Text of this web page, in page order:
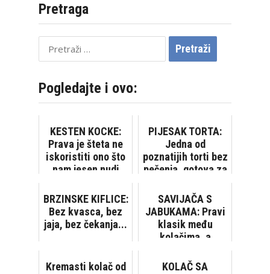
Pretraga
Pretraži:
Pogledajte i ovo:
KESTEN KOCKE:
Prava je šteta ne
iskoristiti ono što
nam jesen nudi
PIJESAK TORTA:
Jedna od
poznatijih torti bez
pečenja, gotova za
BRZINSKE KIFLICE:
Bez kvasca, bez
jaja, bez čekanja...
SAVIJAČA S
JABUKAMA: Pravi
klasik među
kolačima, a
puno muke [VIDEO]
Kremasti kolač od
KOLAČ SA